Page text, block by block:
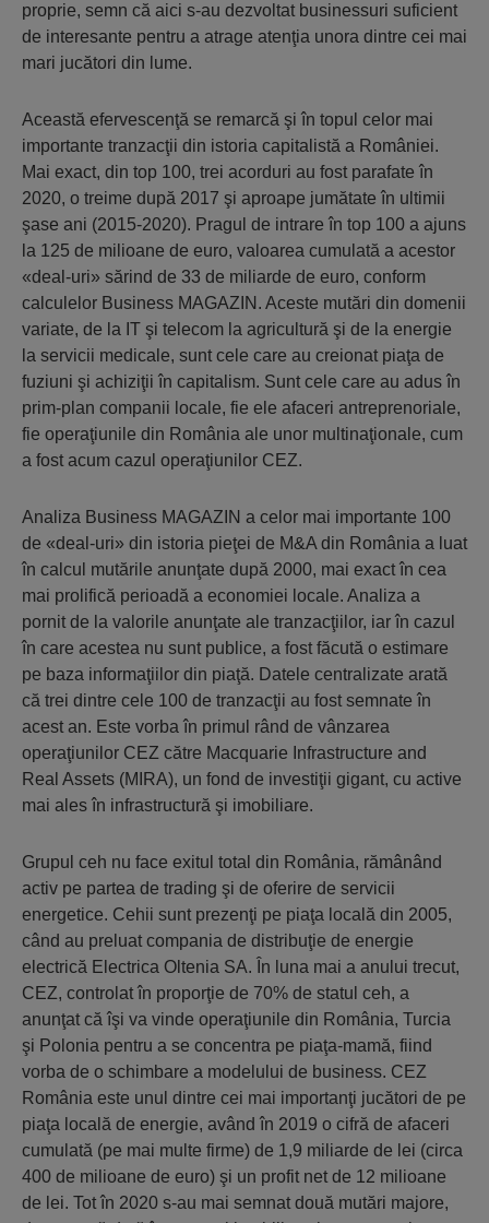
proprie, semn că aici s-au dezvoltat businessuri suficient
de interesante pentru a atrage atenţia unora dintre cei mai
mari jucători din lume.
Această efervescenţă se remarcă şi în topul celor mai
importante tranzacţii din istoria capitalistă a României.
Mai exact, din top 100, trei acorduri au fost parafate în
2020, o treime după 2017 şi aproape jumătate în ultimii
şase ani (2015-2020). Pragul de intrare în top 100 a ajuns
la 125 de milioane de euro, valoarea cumulată a acestor
«deal-uri» sărind de 33 de miliarde de euro, conform
calculelor Business MAGAZIN. Aceste mutări din domenii
variate, de la IT şi telecom la agricultură şi de la energie
la servicii medicale, sunt cele care au creionat piaţa de
fuziuni şi achiziţii în capitalism. Sunt cele care au adus în
prim-plan companii locale, fie ele afaceri antreprenoriale,
fie operaţiunile din România ale unor multinaţionale, cum
a fost acum cazul operaţiunilor CEZ.
Analiza Business MAGAZIN a celor mai importante 100
de «deal-uri» din istoria pieţei de M&A din România a luat
în calcul mutările anunţate după 2000, mai exact în cea
mai prolifică perioadă a economiei locale. Analiza a
pornit de la valorile anunţate ale tranzacţiilor, iar în cazul
în care acestea nu sunt publice, a fost făcută o estimare
pe baza informaţiilor din piaţă. Datele centralizate arată
că trei dintre cele 100 de tranzacţii au fost semnate în
acest an. Este vorba în primul rând de vânzarea
operaţiunilor CEZ către Macquarie Infrastructure and
Real Assets (MIRA), un fond de investiţii gigant, cu active
mai ales în infrastructură şi imobiliare.
Grupul ceh nu face exitul total din România, rămânând
activ pe partea de trading şi de oferire de servicii
energetice. Cehii sunt prezenţi pe piaţa locală din 2005,
când au preluat compania de distribuţie de energie
electrică Electrica Oltenia SA. În luna mai a anului trecut,
CEZ, controlat în proporţie de 70% de statul ceh, a
anunţat că îşi va vinde operaţiunile din România, Turcia
şi Polonia pentru a se concentra pe piaţa-mamă, fiind
vorba de o schimbare a modelului de business. CEZ
România este unul dintre cei mai importanţi jucători de pe
piaţa locală de energie, având în 2019 o cifră de afaceri
cumulată (pe mai multe firme) de 1,9 miliarde de lei (circa
400 de milioane de euro) şi un profit net de 12 milioane
de lei. Tot în 2020 s-au mai semnat două mutări majore,